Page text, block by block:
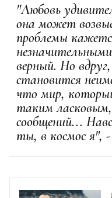
"Любовь
она может
проблемы
верный. Но
становится
что мир,
таким
сообщений...
ты, в космос я",